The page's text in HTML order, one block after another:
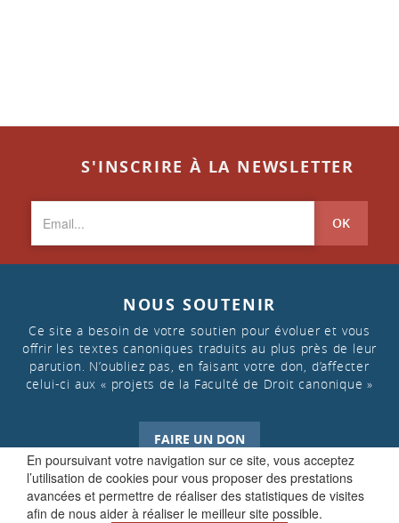
En poursuivant votre navigation sur ce site, vous acceptez
l’utilisation de cookies pour vous proposer des prestations
avancées et permettre de réaliser des statistiques de visites
afin de nous aider à réaliser le meilleur site possible.
S'INSCRIRE À LA NEWSLETTER
OK
NOUS SOUTENIR
Ce site a besoin de votre soutien pour évoluer et vous
offrir les textes canoniques traduits au plus près de leur
parution. N’oubliez pas, en faisant votre don, d’affecter
celui-ci aux « projets de la Faculté de Droit canonique »
FAIRE UN DON